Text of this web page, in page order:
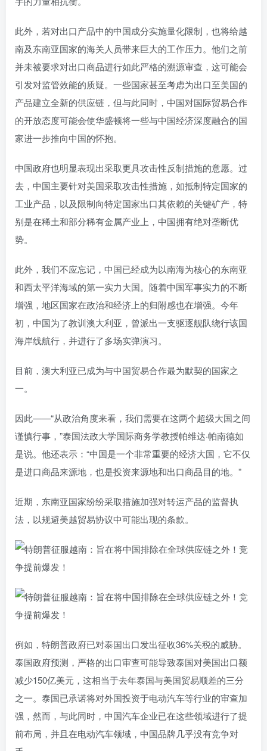
此外，若对出口产品中的中国成分实施量化限制，也将给越
南及东南亚国家的海关人员带来巨大的工作压力。他们之前
并未被要求对出口商品进行如此严格的溯源审查，这可能会
引发对监管效能的质疑。一些国家甚至考虑为出口至美国的
产品建立全新的供应链，但与此同时，中国对国际贸易合作
的开放态度可能会使华盛顿将一些与中国经济深度融合的国
家进一步推向中国的怀抱。
中国政府也明显表现出采取更具攻击性反制措施的意愿。过
去，中国主要针对美国采取攻击性措施，如抵制特定国家的
工业产品，以及限制向特定国家出口其依赖的关键矿产，特
别是在稀土和部分稀有金属产业上，中国拥有绝对垄断优
势。
此外，我们不应忘记，中国已经成为以南海为核心的东南亚
和西太平洋海域的第一实力大国。随着中国军事实力的不断
增强，地区国家在政治和经济上的归附感也在增强。今年
初，中国为了教训澳大利亚，曾派出一支驱逐舰队绕行该国
海岸线航行，并进行了多场实弹演习。
目前，澳大利亚已成为与中国贸易合作最为默契的国家之
一。
因此——“从政治角度来看，我们需要在这两个超级大国之间
谨慎行事，”泰国法政大学国际商务学教授帕维达·帕南德如
是说。他还表示：“中国是一个非常重要的经济大国，它不仅
是进口商品来源地，也是投资来源地和出口商品目的地。”
近期，东南亚国家纷纷采取措施加强对转运产品的监督执
法，以规避美越贸易协议中可能出现的条款。
例如，特朗普政府已对泰国出口发出征收36%关税的威胁。
泰国政府预测，严格的出口审查可能导致泰国对美国出口额
减少150亿美元，这相当于去年泰国与美国贸易顺差的三分
之一。泰国已承诺将对外国投资于电动汽车等行业的审查加
强，然而，与此同时，中国汽车企业已在这些领域进行了提
前布局，并且在电动汽车领域，中国品牌几乎没有竞争对